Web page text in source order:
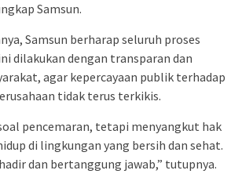
Samsun.
Samsun berharap seluruh proses
dilakukan dengan transparan dan
agar kepercayaan publik terhadap
tidak terus terkikis.
pencemaran, tetapi menyangkut hak
di lingkungan yang bersih dan sehat.
dan bertanggung jawab,” tutupnya.